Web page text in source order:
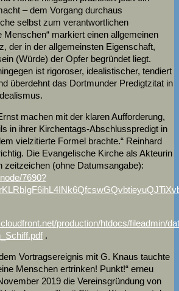
– dem Vorgang durchaus
selbst zum verantwortlichen
Menschen“ markiert einen allgemeinen
der in der allgemeinsten Eigenschaft,
(Würde) der Opfer begründet liegt.
ist rigoroser, idealistischer, tendiert
überdehnt das Dortmunder Predigtzitat in
machen mit der klaren Aufforderung,
in ihrer Kirchentags-Abschlusspredigt in
vielzitierte Formel brachte.“ Reinhard
Die Evangelische Kirche als Akteurin
zeitzeichen (ohne Datumsangabe):
7690?
production/htdocs/fileadmin/
.
Vortragsereignis mit G. Knaus tauchte
Menschen ertrinken! Punkt!“ erneu
2019 die Vereinsgründung von